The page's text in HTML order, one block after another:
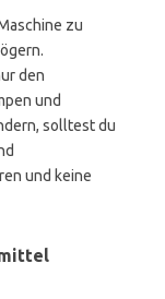
zu
den
und
solltest du
und keine